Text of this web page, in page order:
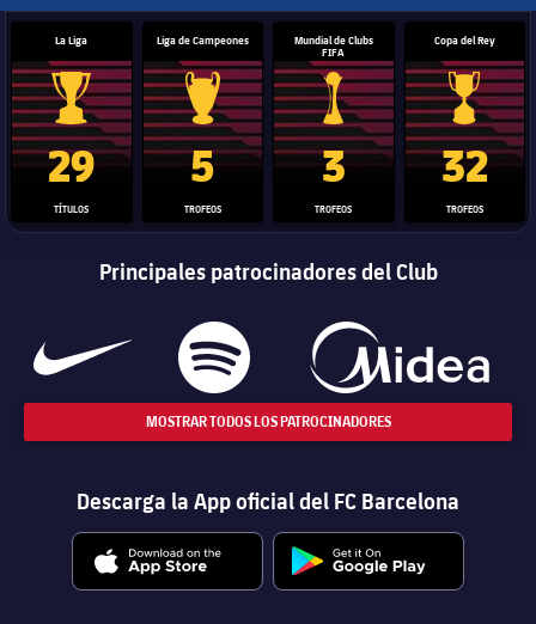
La Liga
Trofeo de La Liga
29
TÍTULOS
Liga de Campeones
Trofeo de la Liga de Campeones
5
TROFEOS
Mundial de Clubs
FIFA
Trofeo del Mundial de
3
TROFEOS
Copa del Rey
Copa del
32
TROFEOS
Principales patrocinadores del Club
MOSTRAR TODOS LOS PATROCINADORES
Descarga la App oficial del FC Barcelona